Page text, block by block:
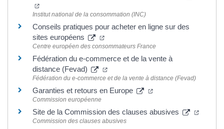
(nouvelle fenêtre)
Institut national de la consommation (INC)
Conseils pratiques pour acheter en ligne sur des
sites européens
(nouvelle fenêtre)
Centre européen des consommateurs France
Fédération du e-commerce et de la vente à
distance (Fevad)
(nouvelle fenêtre)
Fédération du e-commerce et de la vente à distance (Fevad)
Garanties et retours en Europe (nouvelle fenêtre)
Commission européenne
Site de la Commission des clauses abusives
Commission des clauses abusives